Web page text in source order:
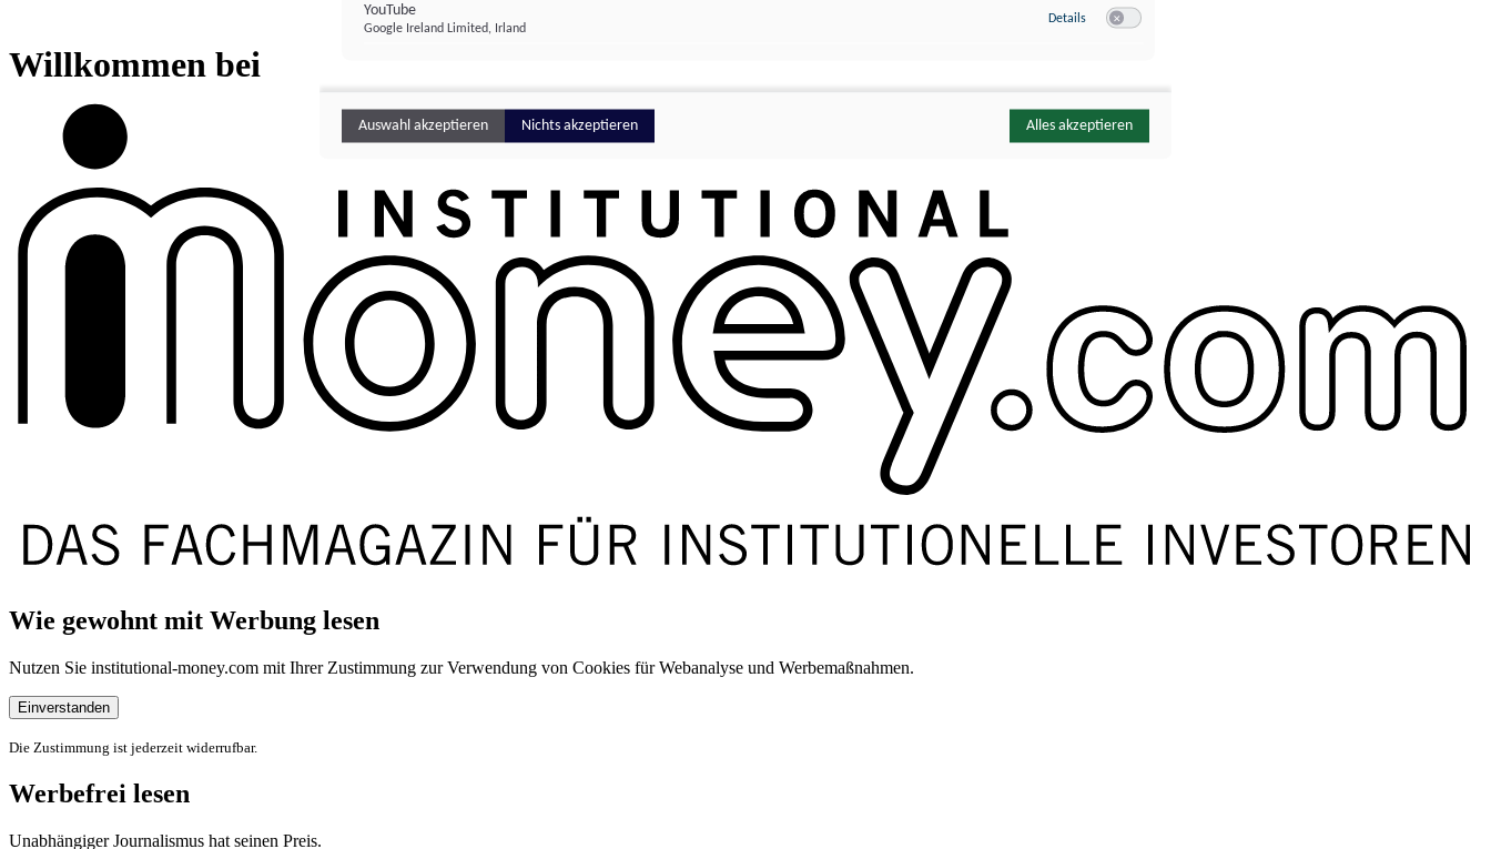
Willkommen bei
Wie gewohnt mit Werbung lesen
Nutzen Sie institutional-money.com mit Ihrer Zustimmung zur Verwendung von Cookies für Webanalyse und Werbemaßnahmen.
Einverstanden
Die Zustimmung ist jederzeit widerrufbar.
Werbefrei lesen
Unabhängiger Journalismus hat seinen Preis.
YouTube
Google Ireland Limited, Irland
Details zu YouTube
Auswahl akzeptieren Nichts akzeptieren Alles akzeptieren